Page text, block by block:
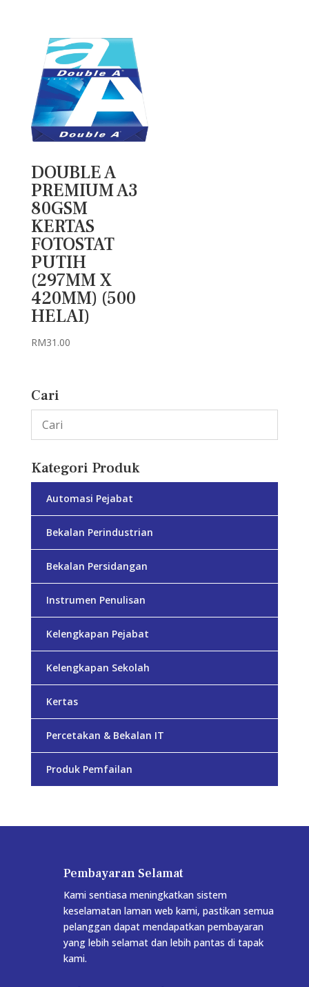
DOUBLE A
PREMIUM A3
80GSM
KERTAS
FOTOSTAT
PUTIH
(297MM X
420MM) (500
HELAI)
RM31.00
Cari
Kategori Produk
Automasi Pejabat
Bekalan Perindustrian
Bekalan Persidangan
Instrumen Penulisan
Kelengkapan Pejabat
Kelengkapan Sekolah
Kertas
Percetakan & Bekalan IT
Produk Pemfailan
Pembayaran Selamat
Kami sentiasa meningkatkan sistem
keselamatan laman web kami, pastikan semua
pelanggan dapat mendapatkan pembayaran
yang lebih selamat dan lebih pantas di tapak
kami.